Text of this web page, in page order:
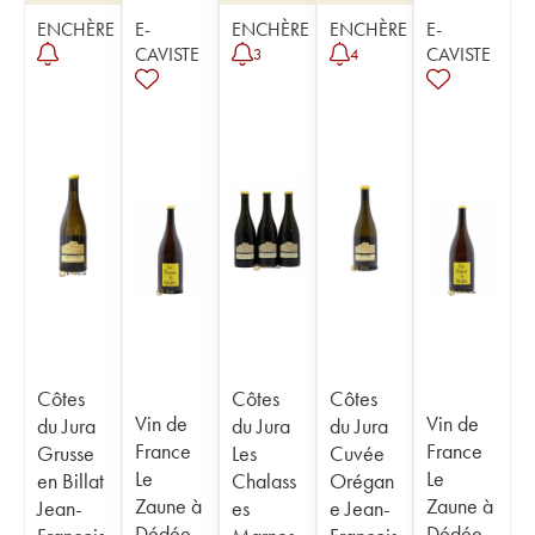
ENCHÈRE
Côtes
du Jura
Grusse
en Billat
Jean-
E-
CAVISTE
Vin de
France
Le
Zaune à
ENCHÈRE
3
Côtes
du Jura
Les
Chalass
es
ENCHÈRE
4
Côtes
du Jura
Cuvée
Orégan
e Jean-
E-
CAVISTE
Vin de
France
Le
Zaune à